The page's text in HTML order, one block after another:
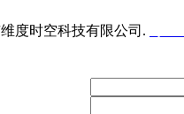
度时空科技有限公司 .